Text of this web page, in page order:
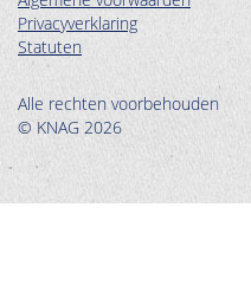
Privacyverklaring
Statuten
Alle rechten voorbehouden
© KNAG 2026